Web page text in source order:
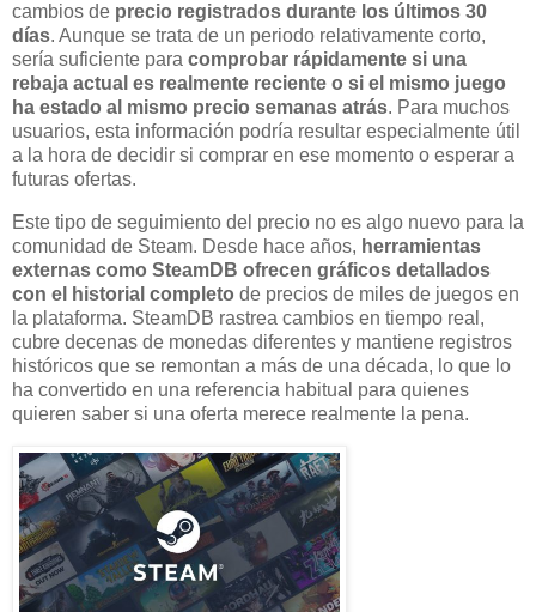
cambios de precio registrados durante los últimos 30
días. Aunque se trata de un periodo relativamente corto,
sería suficiente para comprobar rápidamente si una
rebaja actual es realmente reciente o si el mismo juego
ha estado al mismo precio semanas atrás. Para muchos
usuarios, esta información podría resultar especialmente útil
a la hora de decidir si comprar en ese momento o esperar a
futuras ofertas.
Este tipo de seguimiento del precio no es algo nuevo para la
comunidad de Steam. Desde hace años, herramientas
externas como SteamDB ofrecen gráficos detallados
con el historial completo de precios de miles de juegos en
la plataforma. SteamDB rastrea cambios en tiempo real,
cubre decenas de monedas diferentes y mantiene registros
históricos que se remontan a más de una década, lo que lo
ha convertido en una referencia habitual para quienes
quieren saber si una oferta merece realmente la pena.